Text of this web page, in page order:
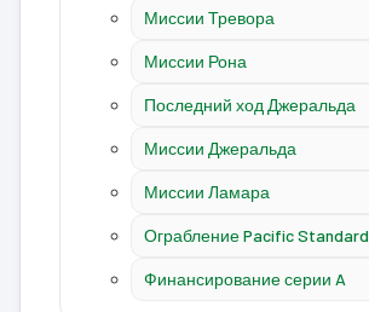
Миссии Тревора
Миссии Рона
Последний ход Джеральда
Миссии Джеральда
Миссии Ламара
Ограбление Pacific Standard
Финансирование серии A